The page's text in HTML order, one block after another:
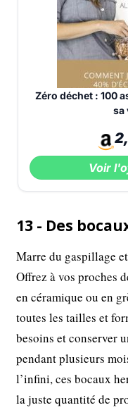
Zéro déchet : 100
sa
Voir
13 - Des
Marre du gaspillage
Offrez à vos proches
en céramique ou en
toutes les tailles et
besoins et conserver
pendant plusieurs
l’infini, ces bocaux
la juste quantité de